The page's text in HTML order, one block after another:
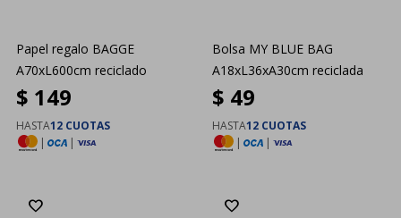
Papel regalo BAGGE
A70xL600cm reciclado
$ 149
HASTA12 CUOTAS
|
|
Bolsa MY BLUE BAG
A18xL36xA30cm reciclada
$ 49
HASTA12 CUOTAS
|
|